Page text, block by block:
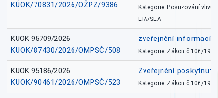
KÚOK/70831/2026/OŽPZ/9386
Kategorie: Posuzování vlivů
EIA/SEA
KUOK 95709/2026
KÚOK/87430/2026/OMPSČ/508
zveřejnění informací
Kategorie: Zákon č.106/1999
KUOK 95186/2026
KÚOK/90461/2026/OMPSČ/523
Zveřejnění
Kategorie: Zákon č.106/1999